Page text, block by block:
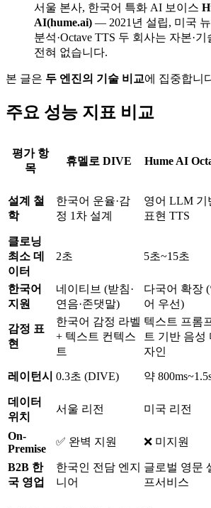
서울 본사, 한국어 특화 AI 보이스
AI(hume.ai) — 2021년 설립, 미국
분석·Octave TTS 두 회사는 자본·
전혀 없습니다.
본 글은 두 엔진의 기술 비교에 집중합니
주요 성능 지표 비교
평가 항
목
휴멜로 DIVE Hume AI
설계 철
학
한국어 운율·감
정 1차 설계
영어 LLM 기
표현 TTS
클로닝
최소 데
이터
2초 5초~15초
한국어
지원
네이티브 (받침·
연음·존댓말)
다국어 확장 (
어 우선)
감정 표
현
한국어 감정 라벨
+ 텍스트 컨텍스
트
텍스트 프롬
트 기반 음성
자인
레이턴시 0.3초 (DIVE) 약
데이터
위치
서울 리전 미국 리전
On-
Premise
✅ 완벽 지원 ❌ 미지원
B2B 한
국 영업
한국인 전담 엔지
니어
글로벌 영문
프서비스